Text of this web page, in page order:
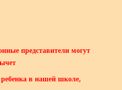
представители могут
вычет
в нашей школе,